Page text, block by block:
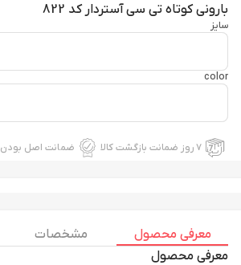
بارونی کوتاه تی سی آستردار کد 822
سایز
color
۷ روز ضمانت بازگشت کالا ضمانت اصل بودن
معرفی محصول مشخصات
معرفی محصول